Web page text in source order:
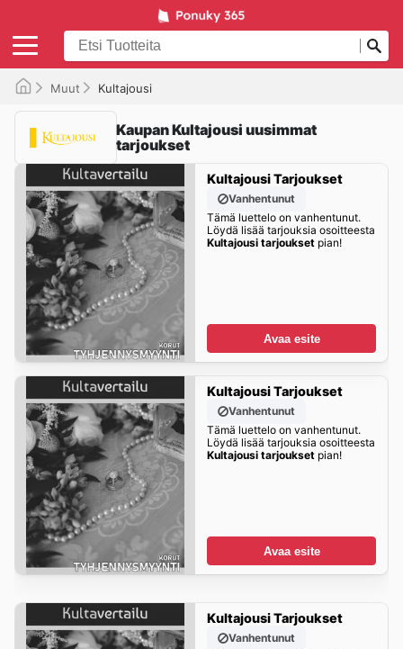
Muut Kultajousi
Kaupan Kultajousi uusimmat
tarjoukset
Kultajousi Tarjoukset
Vanhentunut
Tämä luettelo on vanhentunut.
Löydä lisää tarjouksia osoitteesta
Kultajousi tarjouksetpian!
Avaa esite
Kultajousi Tarjoukset
Vanhentunut
Tämä luettelo on vanhentunut.
Löydä lisää tarjouksia osoitteesta
Kultajousi tarjouksetpian!
Avaa esite
Kultajousi Tarjoukset
Vanhentunut